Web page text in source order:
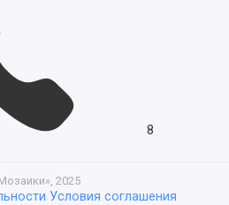
8
2025
Условия соглашения